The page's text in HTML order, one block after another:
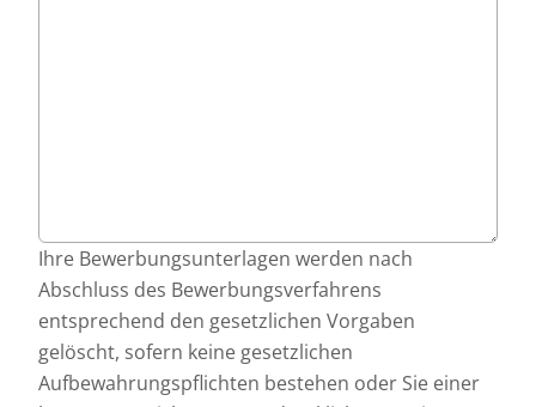
Ihre Bewerbungsunterlagen werden nach
Abschluss des Bewerbungsverfahrens
entsprechend den gesetzlichen Vorgaben
gelöscht, sofern keine gesetzlichen
Aufbewahrungspflichten bestehen oder Sie einer